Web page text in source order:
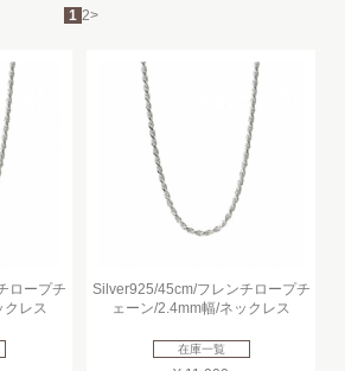
1 2>
ロープチ
クレス
Silver925/45cm/フレンチロープチ
ェーン/2.4mm幅/ネックレス
在庫一覧